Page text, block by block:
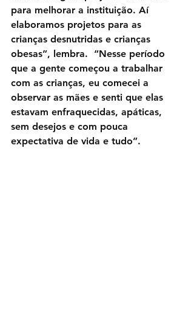
para melhorar a instituição. Aí
elaboramos projetos para as
crianças desnutridas e crianças
obesas”, lembra.  “Nesse período
que a gente começou a trabalhar
com as crianças, eu comecei a
observar as mães e senti que elas
estavam enfraquecidas, apáticas,
sem desejos e com pouca
expectativa de vida e tudo”.